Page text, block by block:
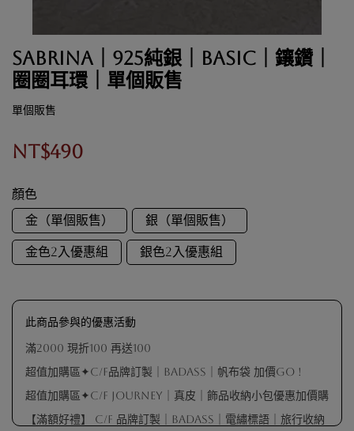
Sabrina｜925純銀｜BASIC｜鑲鑽｜
圈圈耳環｜單個販售
單個販售
NT$490
顏色
金（單個販售）
銀（單個販售）
金色2入優惠組 銀色2入優惠組
此商品參與的優惠活動
滿2000 現折100 再送100
超值加購區✦C/F品牌訂製｜BADASS｜帆布袋 加價GO !
超值加購區✦C/F Journey｜真皮｜飾品收納小包優惠加價購
【滿額好禮】 C/F 品牌訂製｜BADASS｜電繡標語｜旅行收納